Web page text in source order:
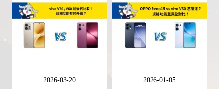
2026-03-20 2026-01-05